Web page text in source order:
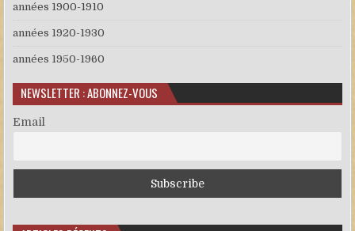
années 1900-1910
années 1920-1930
années 1950-1960
NEWSLETTER : ABONNEZ-VOUS
Email